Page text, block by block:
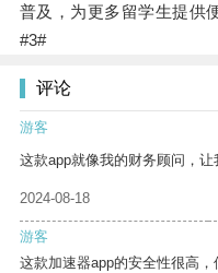
普及，为更多留学生提供
#3#
评论
游客
这款app就像我的财务顾问，让
2024-08-18
游客
这款加速器app的安全性很高